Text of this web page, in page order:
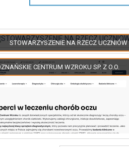
STOWARZYSZENIE NA RZECZ
CENTRUM WZROKU SP. Z O.O.